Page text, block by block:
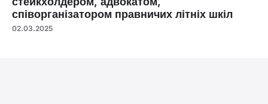
співорганізатором правничих літніх шкіл
02.03.2025